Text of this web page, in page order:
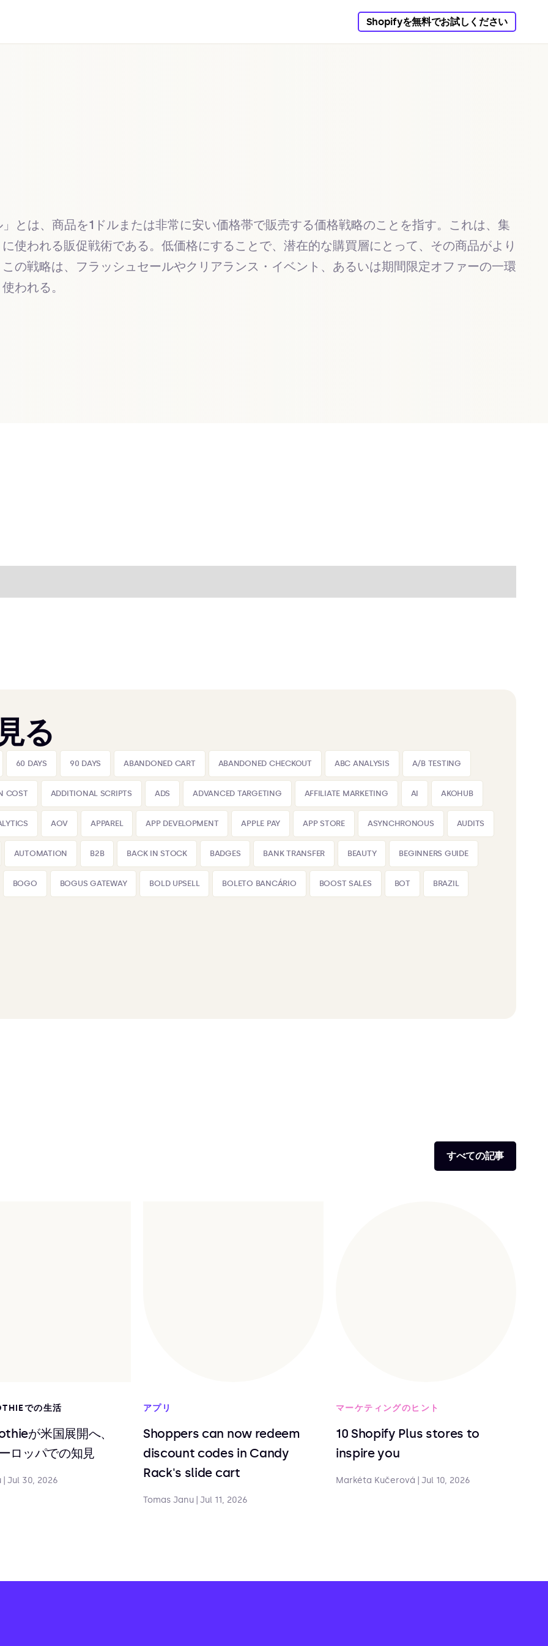
Shopifyを無料でお試しください
とは、商品を1ドルまたは非常に安い価格帯で販売する価格戦略のことを指す。これは、集
使われる販促戦術である。低価格にすることで、潜在的な購買層にとって、その商品がより
の戦略は、フラッシュセールやクリアランス・イベント、あるいは期間限定オファーの一環
われる。
る
60 DAYS 90 DAYS ABANDONED CART ABANDONED CHECKOUT ABC ANALYSIS A/B TESTING
COST ADDITIONAL SCRIPTS ADS ADVANCED TARGETING AFFILIATE MARKETING AI AKOHUB
AOV APPAREL APP DEVELOPMENT APPLE PAY APP STORE ASYNCHRONOUS AUDITS
AUTOMATION B2B BACK IN STOCK BADGES BANK TRANSFER BEAUTY BEGINNERS GUIDE
BOGO BOGUS GATEWAY BOLD UPSELL BOLETO BANCÁRIO BOOST SALES BOT BRAZIL
すべての記事
での生活
が米国展開へ、
ロッパでの知見
Jul 30, 2026
アプリ
Shoppers can now redeem
discount codes in Candy
Rack's slide cart
Tomas Janu Jul 11, 2026
マーケティングのヒント
10 Shopify Plus stores to
inspire you
Markéta Kučerová Jul 10, 2026